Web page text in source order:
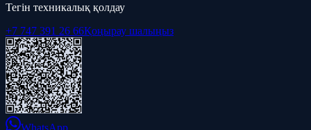
Тегін техникалық қолдау
+7 747 391 26 66Қоңырау шалыңыз
WhatsApp